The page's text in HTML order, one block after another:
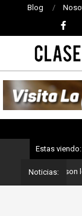
Blog
DE
Estas viendo:
Noticias:
Estos son